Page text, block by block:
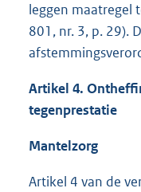
leggen maatregel
801, nr. 3, p. 29).
Artikel 4.
tegenprestatie
Mantelzorg
Artikel 4 van de